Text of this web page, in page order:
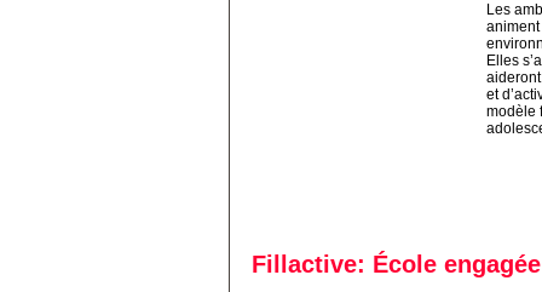
Les
animent
Elles
et
modèle
Fillactive: École engagée